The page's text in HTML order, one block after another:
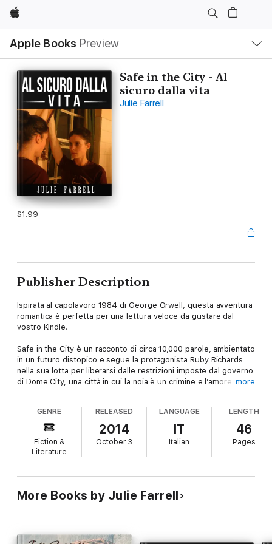
Apple
Apple Books Preview
Nav
Open
Menu
Safe in the City - Al
sicuro dalla vita
Julie Farrell
$1.99
Publisher Description
Ispirata al capolavoro 1984 di George Orwell, questa avventura
romantica è perfetta per una lettura veloce da gustare dal
vostro Kindle.
Safe in the City è un racconto di circa 10,000 parole, ambientato
in un futuro distopico e segue la protagonista Ruby Richards
nella sua lotta per liberarsi dalle restrizioni imposte dal governo
di Dome City, una città in cui la noia è un crimine e l’amore è
Sotto la cupola, al sicuro dal mondo postapocalittico esterno, la
vita è fatta di confessioni pubbliche trasmesse in tv, adorazione
isterica delle celebrità e piacere fisico indotto dalle macchine.
Tutto è programmato e pilotato dai potenti, come in un film o in
un videogioco. Ma dopo aver smesso di prendere i sonniferi,
l’Alleanza impone ai cittadini.
cuore della notte, Ruby si ritrova catapultata in un’avventura
more
GENRE
Fiction &
Literature
RELEASED
2014
October 3
LANGUAGE
IT
Italian
LENGTH
46
Pages
More Books by Julie Farrell